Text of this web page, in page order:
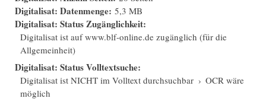
Digitalisat: Datenmenge: 5,3 MB
Digitalisat: Status Zugänglichkeit:
Digitalisat ist auf www.blf-online.de zugänglich (für die
Allgemeinheit)
Digitalisat: Status Volltextsuche:
Digitalisat ist NICHT im Volltext durchsuchbar › OCR wäre
möglich